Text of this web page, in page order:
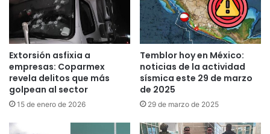
Extorsión asfixia a
empresas: Coparmex
revela delitos que más
golpean al sector
15 de enero de 2026
Temblor hoy en México:
noticias de la actividad
sísmica este 29 de marzo
de 2025
29 de marzo de 2025